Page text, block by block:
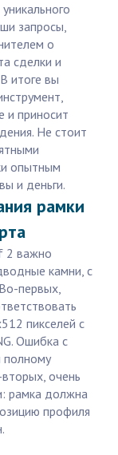
запросы,
о
сделки и
итоге вы
и приносит
Не стоит
опытным
и деньги.
рамки
2 важно
камни, с
первых,
пикселей с
Ошибка с
полному
очень
рамка должна
профиля